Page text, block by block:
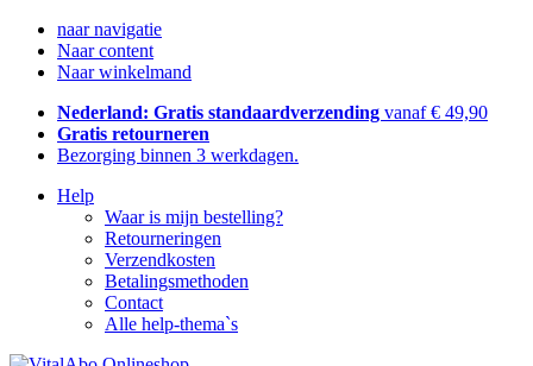
naar navigatie
Naar content
Naar winkelmand
Nederland: Gratis standaardverzending vanaf € 49,90
Gratis retourneren
Bezorging binnen 3 werkdagen.
Help
Waar is mijn bestelling?
Retourneringen
Verzendkosten
Betalingsmethoden
Contact
Alle help-thema`s